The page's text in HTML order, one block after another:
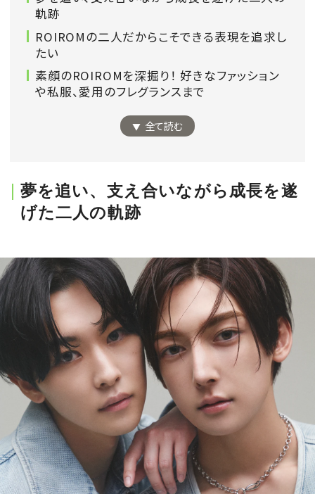
SPUR読者のためのメンバーシッププログラム
「The SPUR Club」。
めます。
ログイン・新規会員登録
MAGAZINE
SPUR 2026 JULY
2026年9月号
2026-07-23発売
最新号を試し読み
軌跡
ROIROMの二人だからこそできる表現を追求し
たい
素顔のROIROMを深掘り！ 好きなファッション
や私服、愛用のフレグランスまで
全て読む
夢を追い、支え合いながら成長を遂
げた二人の軌跡